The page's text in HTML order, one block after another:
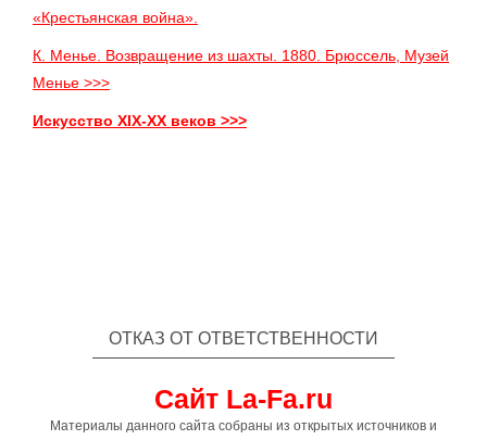
«Крестьянская война».
К. Менье. Возвращение из шахты. 1880. Брюссель, Музей
Менье >>>
Искусство XIX-XX веков >>>
ОТКАЗ ОТ ОТВЕТСТВЕННОСТИ
Сайт La-Fa.ru
Материалы данного сайта собраны из открытых источников и